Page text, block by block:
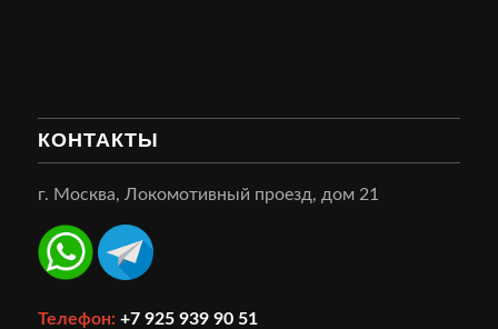
КОНТАКТЫ
г. Москва, Локомотивный проезд, дом 21
Телефон: +7 925 939 90 51